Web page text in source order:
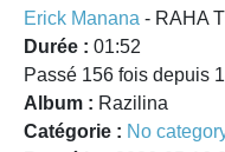
Erick Manana - RAHA
Durée : 01:52
Passé 156 fois depuis
Album : Razilina
Catégorie : No